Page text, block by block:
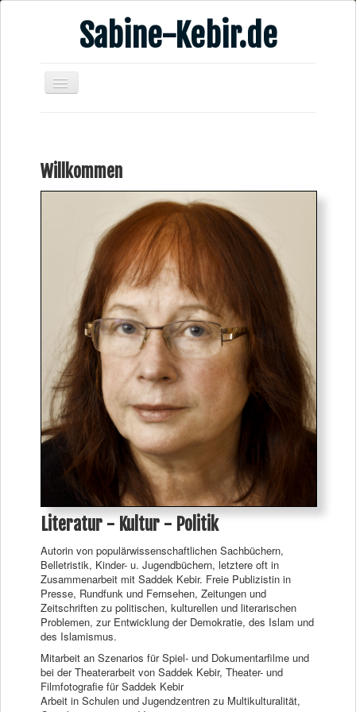
Sabine-Kebir.de
Publikationen
Veranstaltungsangebote
Videos
Verschiedenes
Willkommen
Literatur - Kultur - Politik
Autorin von populärwissenschaftlichen Sachbüchern,
Belletristik, Kinder- u. Jugendbüchern, letztere oft in
Zusammenarbeit mit Saddek Kebir. Freie Publizistin in
Presse, Rundfunk und Fernsehen, Zeitungen und
Zeitschriften zu politischen, kulturellen und literarischen
Problemen, zur Entwicklung der Demokratie, des Islam und
des Islamismus.
Mitarbeit an Szenarios für Spiel- und Dokumentarfilme und
bei der Theaterarbeit von Saddek Kebir, Theater- und
Filmfotografie für Saddek Kebir
Arbeit in Schulen und Jugendzentren zu Multikulturalität,